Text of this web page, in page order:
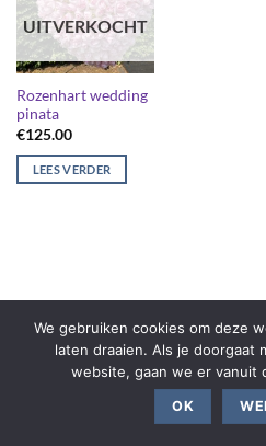
UITVERKOCHT
Rozenhart wedding
pinata
€125.00
LEES VERDER
We gebruiken cookies om deze
laten draaien. Als je doorgaat
website, gaan we er vanuit
OK